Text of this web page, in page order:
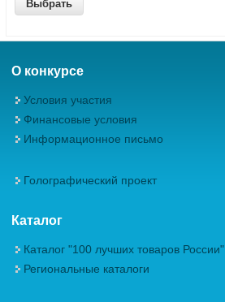
О конкурсе
Условия участия
Финансовые условия
Информационное письмо
Голографический проект
Каталог
Каталог "100 лучших товаров России"
Региональные каталоги